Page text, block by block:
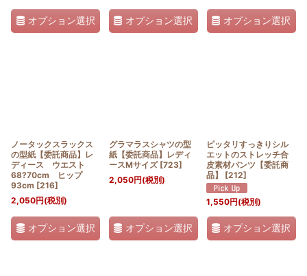
オプション選択 オプション選択 オプション選択
ノータックスラックス
の型紙【委託商品】レ
ディース ウエスト
68?70cm ヒップ
93cm [216]
2,050円(税別)
オプション選択
グラマラスシャツの型
紙【委託商品】レディ
ースMサイズ [723]
2,050円(税別)
オプション選択
ピッタリすっきりシル
エットのストレッチ合
皮素材パンツ【委託商
品】
[212]
1,550円(税別)
オプション選択